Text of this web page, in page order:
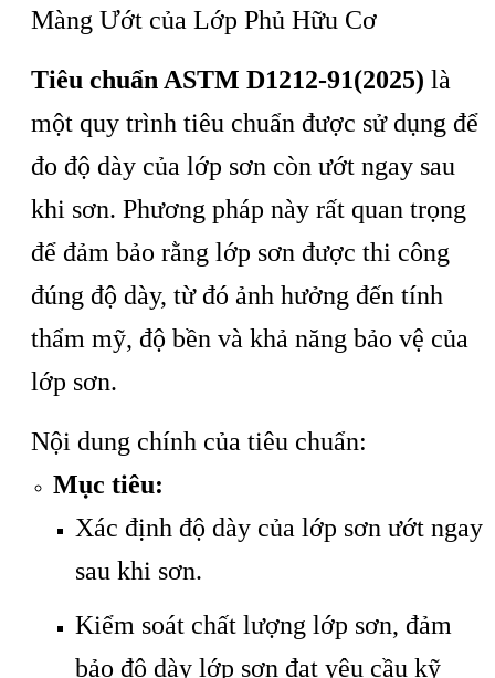
Màng Ướt của Lớp Phủ Hữu Cơ
Tiêu chuẩn ASTM D1212-91(2025) là
một quy trình tiêu chuẩn được sử dụng để
đo độ dày của lớp sơn còn ướt ngay sau
khi sơn. Phương pháp này rất quan trọng
để đảm bảo rằng lớp sơn được thi công
đúng độ dày, từ đó ảnh hưởng đến tính
thẩm mỹ, độ bền và khả năng bảo vệ của
lớp sơn.
Nội dung chính của tiêu chuẩn:
Mục tiêu:
Xác định độ dày của lớp sơn ướt ngay
sau khi sơn.
Kiểm soát chất lượng lớp sơn, đảm
bảo độ dày lớp sơn đạt yêu cầu kỹ